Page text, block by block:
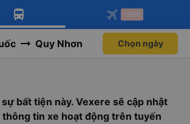
Tải app Vexere ngay!
ưu đãi thành viên độc
Mở app
Tải app Vexere
30k/ghế khi đặt vé máy bay qua
Mở app
-30k
Quy Nhơn Chọn ngày
bất tiện này. Vexere sẽ cập nhật
thông tin xe hoạt động trên tuyến